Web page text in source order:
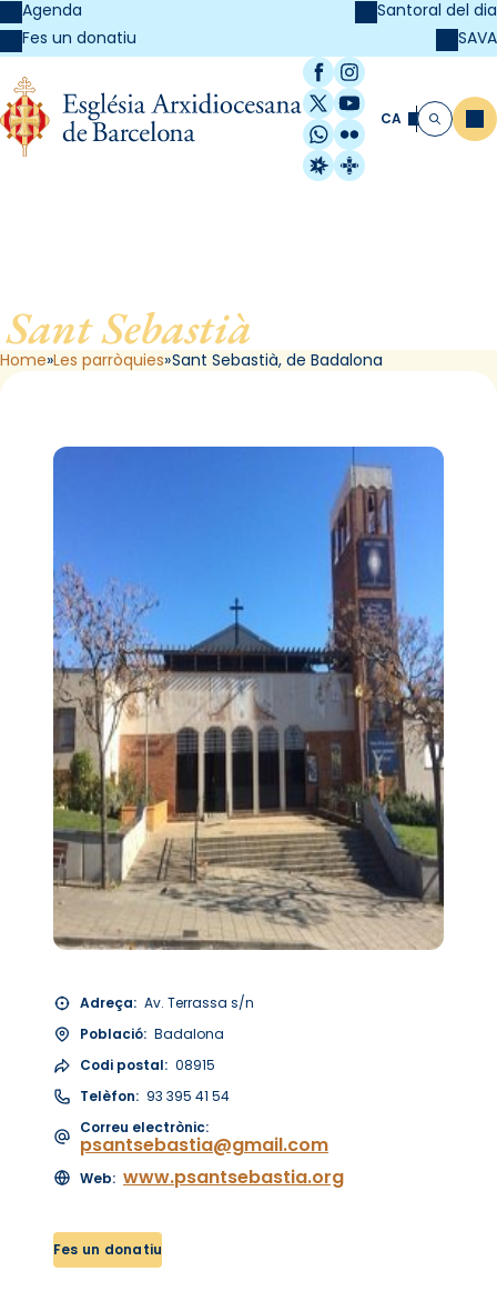
Agenda
Fes un donatiu
Santoral del dia
SAVA
Facebook
Instagram
X / Twitter
YouTube
WhatsApp
Flickr
Radio Estel
Catalunya
CA Cerca
Sant Sebastià
Home Les parròquies Sant Sebastià, de Badalona
Adreça: Av. Terrassa s/n
Població: Badalona
Codi postal: 08915
Telèfon: 93 395 41 54
Correu electrònic:
psantsebastia@gmail.com
Web: www.psantsebastia.org
Fes un donatiu